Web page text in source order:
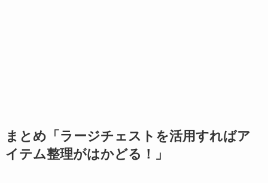
まとめ「ラージチェストを活用すればア
イテム整理がはかどる！」